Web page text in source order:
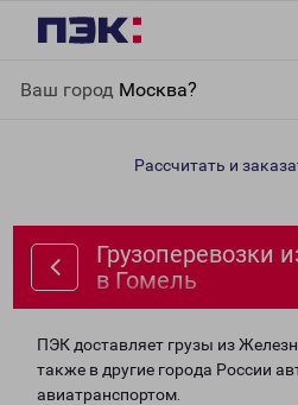
Ваш город Москва?
Гомель
Рассчитать и
Грузоперевозки
в Гомель
ПЭК доставляет грузы из
также в другие города России
авиатранспортом.